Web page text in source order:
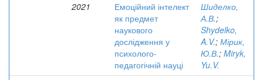
2021
Емоційний інтелект
як предмет
наукового
дослідження у
психолого-
педагогічній науці
Шиделко,
А.В.;
Shydelko,
A.V.; Мірик,
Ю.В.; Miryk,
Yu.V.